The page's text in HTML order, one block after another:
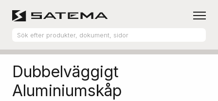
Produktsortiment Aluminiumskåp
Dubbelväggigt
Aluminiumskåp